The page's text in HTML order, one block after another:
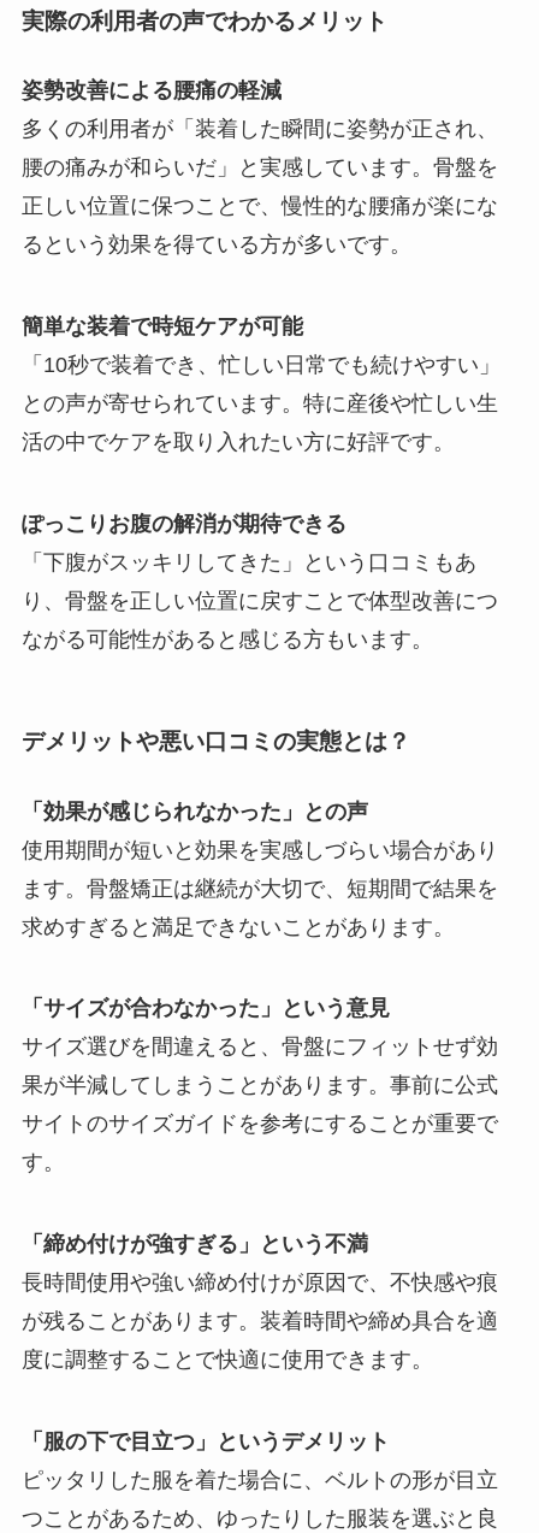
実際の利用者の声でわかるメリット
姿勢改善による腰痛の軽減
多くの利用者が「装着した瞬間に姿勢が正され、
腰の痛みが和らいだ」と実感しています。骨盤を
正しい位置に保つことで、慢性的な腰痛が楽にな
るという効果を得ている方が多いです。
簡単な装着で時短ケアが可能
「10秒で装着でき、忙しい日常でも続けやすい」
との声が寄せられています。特に産後や忙しい生
活の中でケアを取り入れたい方に好評です。
ぽっこりお腹の解消が期待できる
「下腹がスッキリしてきた」という口コミもあ
り、骨盤を正しい位置に戻すことで体型改善につ
ながる可能性があると感じる方もいます。
デメリットや悪い口コミの実態とは？
「効果が感じられなかった」との声
使用期間が短いと効果を実感しづらい場合があり
ます。骨盤矯正は継続が大切で、短期間で結果を
求めすぎると満足できないことがあります。
「サイズが合わなかった」という意見
サイズ選びを間違えると、骨盤にフィットせず効
果が半減してしまうことがあります。事前に公式
サイトのサイズガイドを参考にすることが重要で
す。
「締め付けが強すぎる」という不満
長時間使用や強い締め付けが原因で、不快感や痕
が残ることがあります。装着時間や締め具合を適
度に調整することで快適に使用できます。
「服の下で目立つ」というデメリット
ピッタリした服を着た場合に、ベルトの形が目立
つことがあるため、ゆったりした服装を選ぶと良